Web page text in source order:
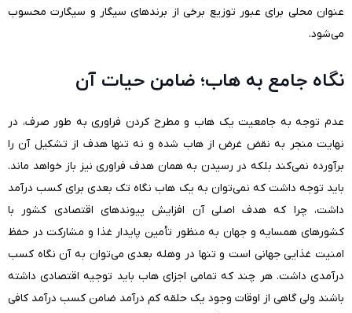
عنوان محلی برای عبور توزیع برخی از برندهای سیگار و سیگارت محسوب
می‌شود.
نگاه جامع به هاب؛ ضامن حیات آن
عدم توجه به جامعیت یک هاب و مطرح کردن فراوری به طور صرف، در
نهایت منجر به نقض غرض از هاب شده و نه تنها هدف از تشکیل آن را
برآورده نمی‌کند بلکه در رسیدن به همان هدف فراوری نیز باز خواهد ماند.
باید توجه داشت که نمی‌توان به یک هاب نگاه تک بعدی برای کسب درآمد
داشت، چرا که هدف اصلی آن افزایش پیوندهای اقتصادی کشور با
کشورهای همسایه و جهان به منظور تأمین پایدار غذا و مشارکت در حفظ
امنیت غذایی جهانی است و تنها در وهله بعدی می‌توان به آن نگاه کسب
درآمدی داشت. هر چند که تمامی اجزای هاب باید توجیه اقتصادی داشته
باشند ولی گاهی از اوقات وجود یک حلقه کم درآمد ضامن کسب درآمد کافی